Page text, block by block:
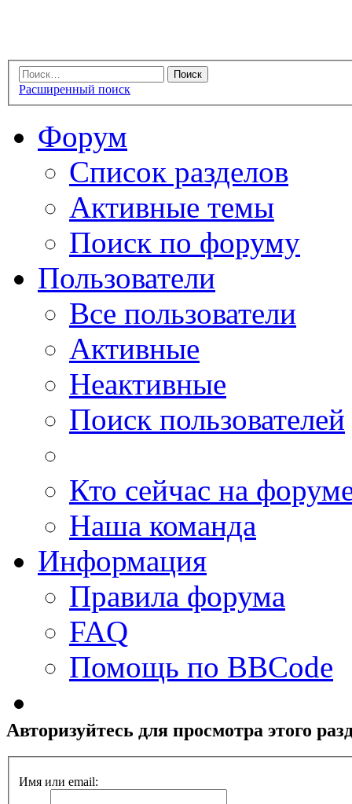
Расширенный поиск
Форум
Список разделов
Активные темы
Поиск по форуму
Пользователи
Все пользователи
Активные
Неактивные
Поиск пользователей
Кто сейчас на
Наша команда
Информация
Правила форума
FAQ
Помощь по BBCode
Авторизуйтесь для просмотра этого
Имя или email: